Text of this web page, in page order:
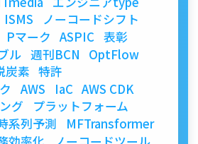
ISMS
ノーコードシフト
Pマーク ASPIC 表彰
ル 週刊BCN
OptFlow
炭素 特許
AWS IaC AWS CDK
グ
プラットフォーム
系列予測
MFTransformer